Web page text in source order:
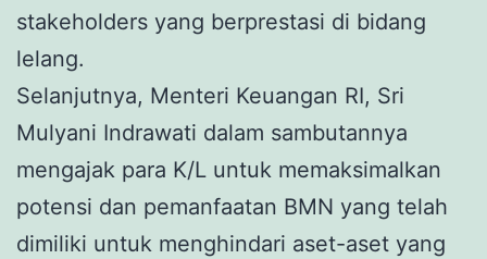
stakeholders yang berprestasi di bidang
lelang.
Selanjutnya, Menteri Keuangan RI, Sri
Mulyani Indrawati dalam sambutannya
mengajak para K/L untuk memaksimalkan
potensi dan pemanfaatan BMN yang telah
dimiliki untuk menghindari aset-aset yang